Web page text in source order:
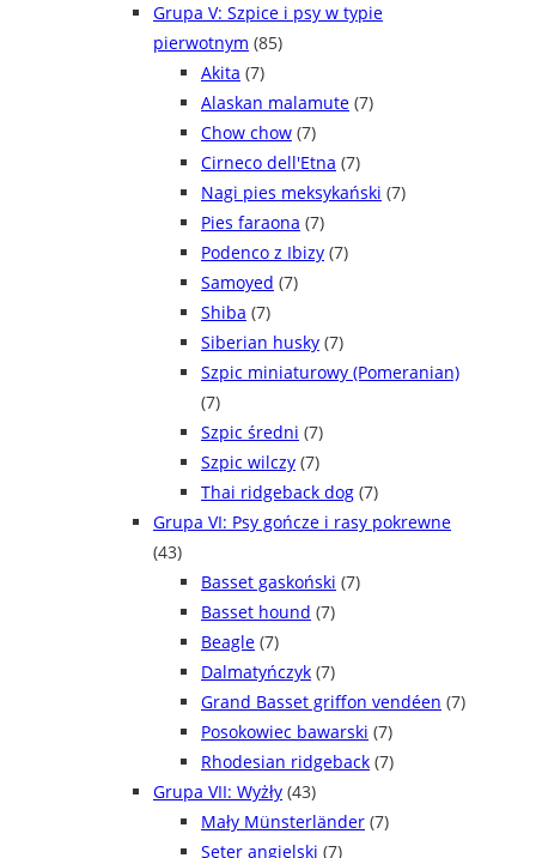
Grupa V: Szpice i psy w typie
pierwotnym (85)
Akita (7)
Alaskan malamute (7)
Chow chow (7)
Cirneco dell'Etna (7)
Nagi pies meksykański (7)
Pies faraona (7)
Podenco z Ibizy (7)
Samoyed (7)
Shiba (7)
Siberian husky (7)
Szpic miniaturowy (Pomeranian)
(7)
Szpic średni (7)
Szpic wilczy (7)
Thai ridgeback dog (7)
Grupa VI: Psy gończe i rasy pokrewne
(43)
Basset gaskoński (7)
Basset hound (7)
Beagle (7)
Dalmatyńczyk (7)
Grand Basset griffon vendéen (7)
Posokowiec bawarski (7)
Rhodesian ridgeback (7)
Grupa VII: Wyżły (43)
Mały Münsterländer (7)
Seter angielski (7)